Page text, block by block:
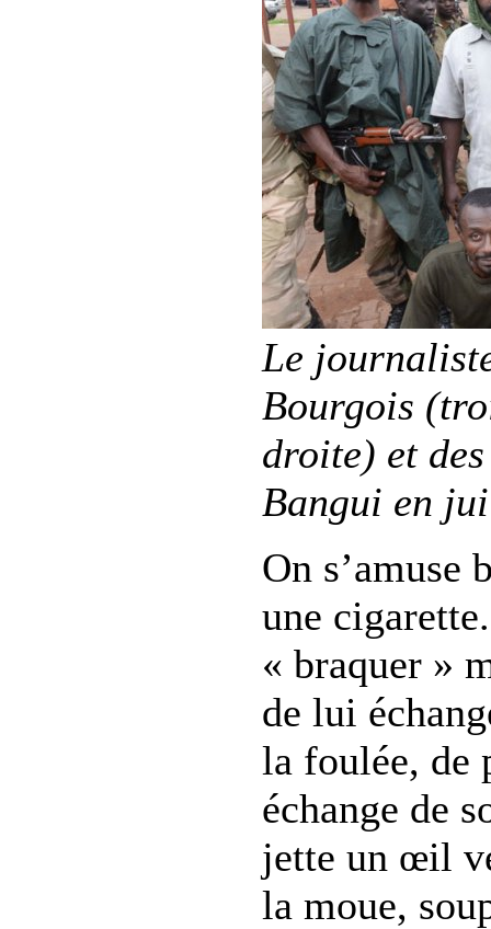
Le
Bourgois
droite) et
Bangui en
On s’amuse
une
« braquer »
de lui
la foulée, de
échange de
jette un œil
la moue,